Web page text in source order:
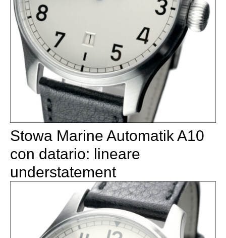
Stowa Marine Automatik A10
con datario: lineare
understatement